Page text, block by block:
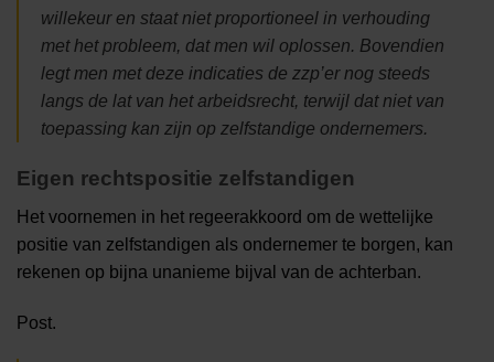
willekeur en staat niet proportioneel in verhouding
met het probleem, dat men wil oplossen. Bovendien
legt men met deze indicaties de zzp’er nog steeds
langs de lat van het arbeidsrecht, terwijl dat niet van
toepassing kan zijn op zelfstandige ondernemers.
Eigen rechtspositie zelfstandigen
Het voornemen in het regeerakkoord om de wettelijke
positie van zelfstandigen als ondernemer te borgen, kan
rekenen op bijna unanieme bijval van de achterban.
Post.